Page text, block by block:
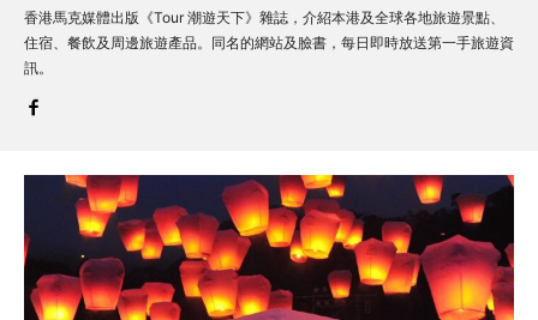
香港馬克媒體出版《Tour 潮遊天下》雜誌，介紹本港及全球各地旅遊景點、
住宿、餐飲及周邊旅遊產品。同名的網站及臉書，每日即時放送第一手旅遊資
訊。